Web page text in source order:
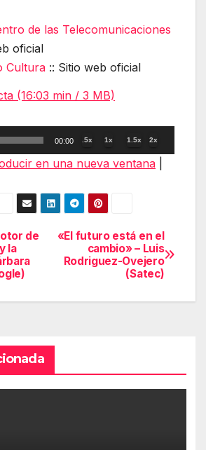
de las Telecomunicaciones
oficial
Cultura :: Sitio web oficial
(16:03 min / 3 MB)
00:00 .5x 1x 1.5x 2x
en una nueva ventana
«El futuro está en el
cambio» – Luis
Rodriguez-Ovejero
(Satec)
de
la